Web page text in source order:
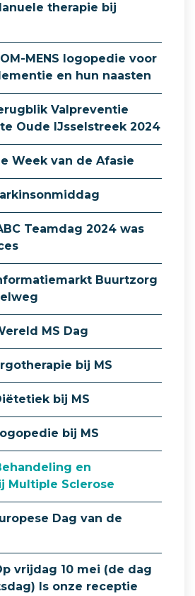
therapie bij
MENS logopedie voor
en hun naasten
Valpreventie
Oude IJsselstreek 2024
Week van de Afasie
Teamdag 2024 was
Buurtzorg
MS Dag
bij MS
bij MS
bij MS
en
Multiple Sclerose
Dag van de
vrijdag 10 mei (de dag
Is onze receptie